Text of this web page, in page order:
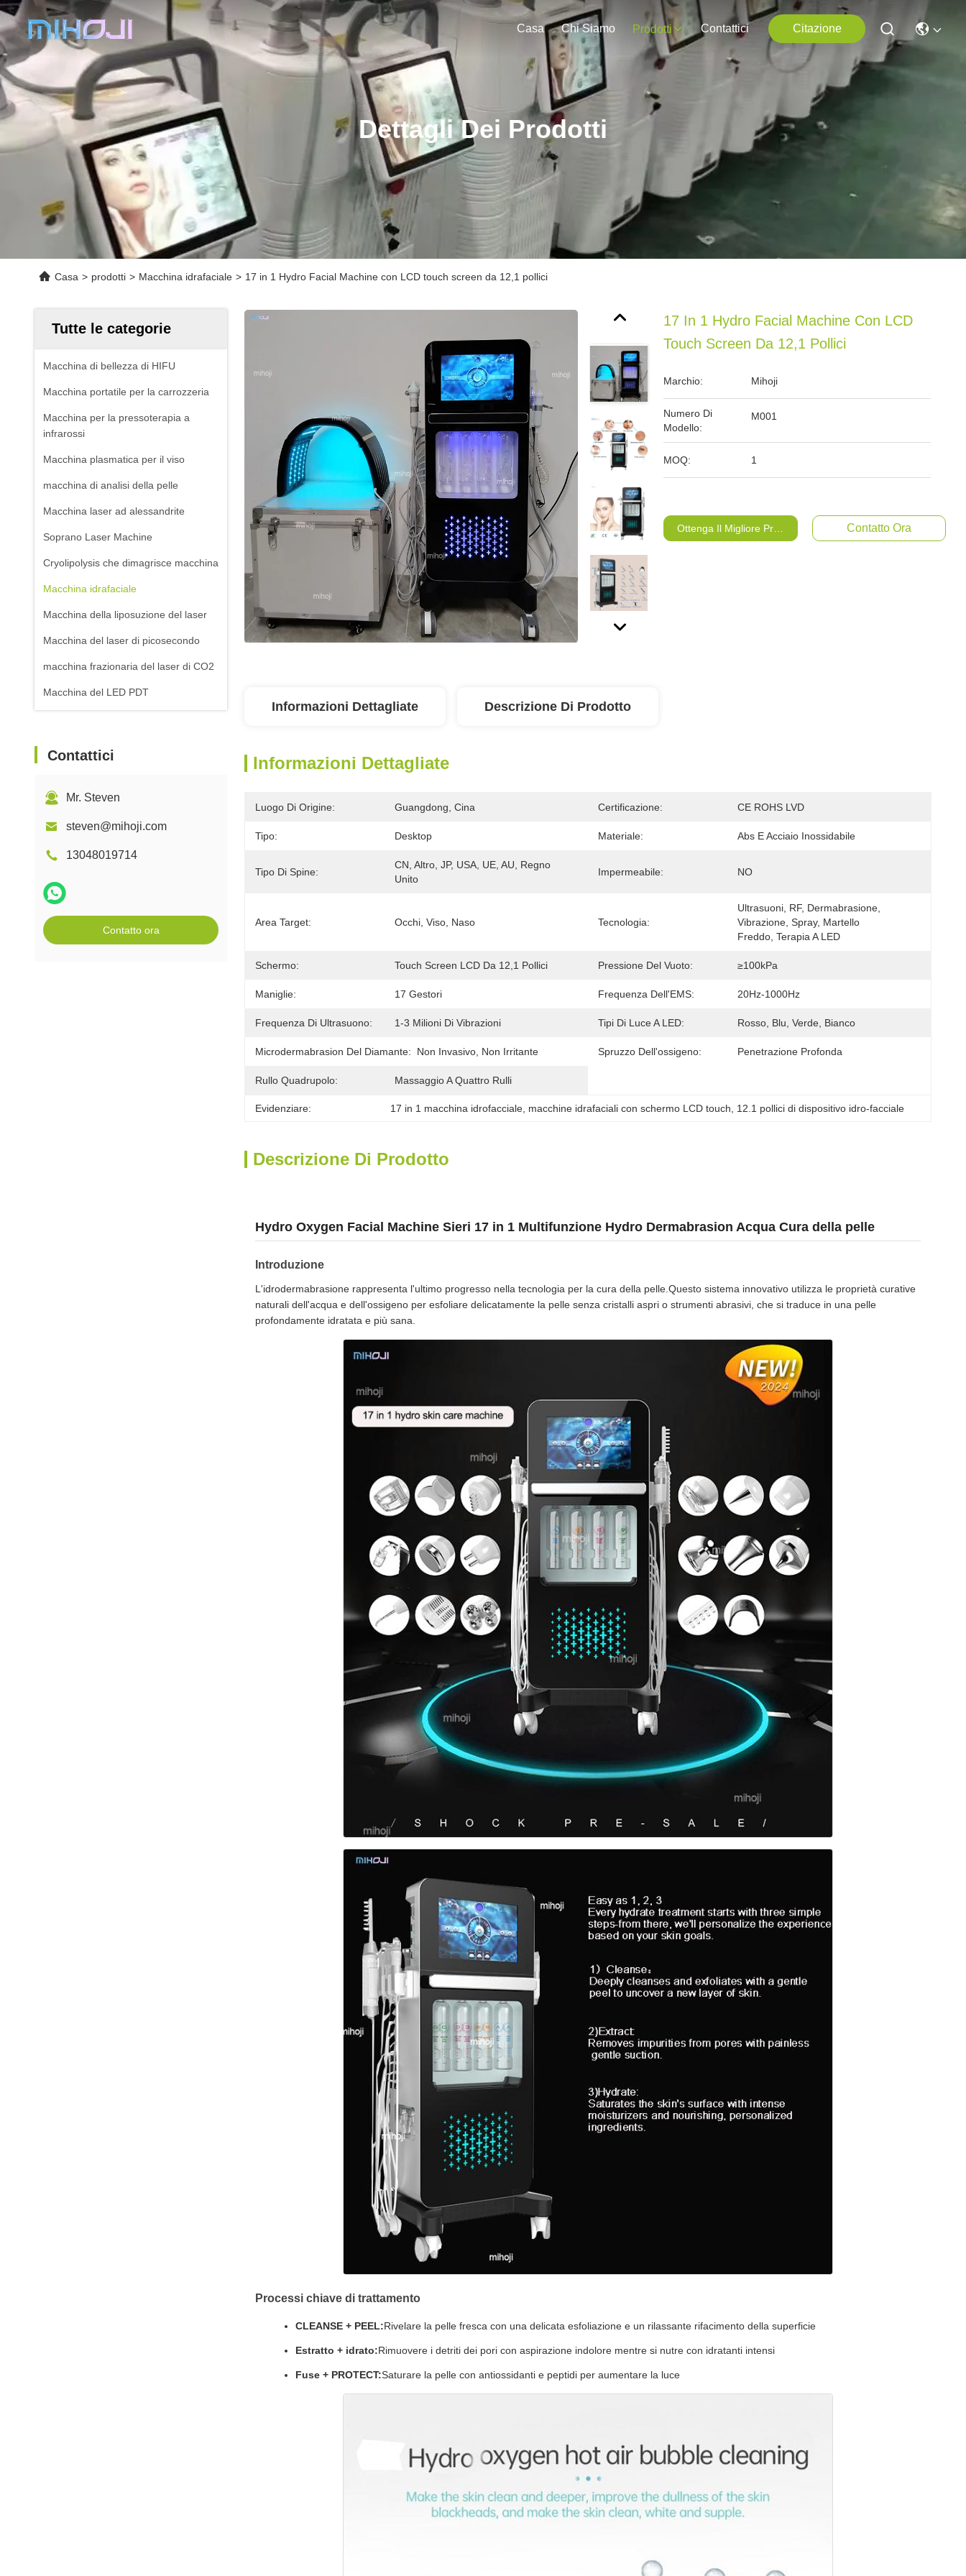
Casa Chi Siamo Prodotti Contattici Citazione
Dettagli Dei Prodotti
Casa > prodotti > Macchina idrafaciale > 17 in 1 Hydro Facial Machine con LCD touch screen da 12,1 pollici
Tutte le categorie
Macchina di bellezza di HIFU
Macchina portatile per la carrozzeria
Macchina per la pressoterapia a
infrarossi
Macchina plasmatica per il viso
macchina di analisi della pelle
Macchina laser ad alessandrite
Soprano Laser Machine
Cryolipolysis che dimagrisce macchina
Macchina idrafaciale
Macchina della liposuzione del laser
Macchina del laser di picosecondo
macchina frazionaria del laser di CO2
Macchina del LED PDT
Contattici
Mr. Steven
steven@mihoji.com
13048019714
Contatto ora
17 In 1 Hydro Facial Machine Con LCD
Touch Screen Da 12,1 Pollici
Marchio: Mihoji
Numero Di
Modello:
M001
MOQ: 1
Ottenga Il Migliore Prezzo Contatto Ora
Informazioni Dettagliate Descrizione Di Prodotto
Informazioni Dettagliate
Luogo Di Origine: Guangdong, Cina Certificazione: CE ROHS LVD
Tipo: Desktop Materiale: Abs E Acciaio Inossidabile
Tipo Di Spine:
CN, Altro, JP, USA, UE, AU, Regno
Unito
Impermeabile: NO
Area Target: Occhi, Viso, Naso Tecnologia:
Ultrasuoni, RF, Dermabrasione,
Vibrazione, Spray, Martello
Freddo, Terapia A LED
Schermo: Touch Screen LCD Da 12,1 Pollici Pressione Del Vuoto: ≥100kPa
Maniglie: 17 Gestori Frequenza Dell'EMS: 20Hz-1000Hz
Frequenza Di Ultrasuono: 1-3 Milioni Di Vibrazioni Tipi Di Luce A LED: Rosso, Blu, Verde, Bianco
Microdermabrasion Del Diamante: Non Invasivo, Non Irritante Spruzzo Dell'ossigeno: Penetrazione Profonda
Rullo Quadrupolo: Massaggio A Quattro Rulli
Evidenziare: 17 in 1 macchina idrofacciale macchine idrafaciali con schermo LCD touch 12.1 pollici di dispositivo idro-facciale
Descrizione Di Prodotto
Hydro Oxygen Facial Machine Sieri 17 in 1 Multifunzione Hydro Dermabrasion Acqua Cura della pelle
Introduzione
L'idrodermabrasione rappresenta l'ultimo progresso nella tecnologia per la cura della pelle.Questo sistema innovativo utilizza le proprietà curative
naturali dell'acqua e dell'ossigeno per esfoliare delicatamente la pelle senza cristalli aspri o strumenti abrasivi, che si traduce in una pelle
profondamente idratata e più sana.
Processi chiave di trattamento
CLEANSE + PEEL:Rivelare la pelle fresca con una delicata esfoliazione e un rilassante rifacimento della superficie
Estratto + idrato:Rimuovere i detriti dei pori con aspirazione indolore mentre si nutre con idratanti intensi
Fuse + PROTECT:Saturare la pelle con antiossidanti e peptidi per aumentare la luce